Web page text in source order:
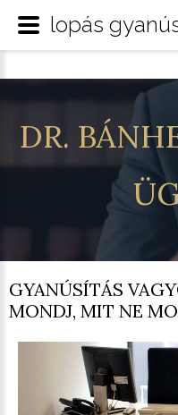
DR.
GYANÚSÍTÁS
MONDJ, MIT NE
lopás